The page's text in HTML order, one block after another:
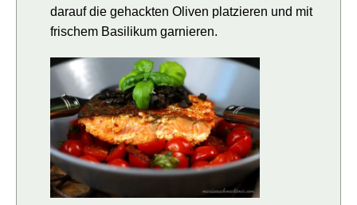
darauf die gehackten Oliven platzieren und mit
frischem Basilikum garnieren.